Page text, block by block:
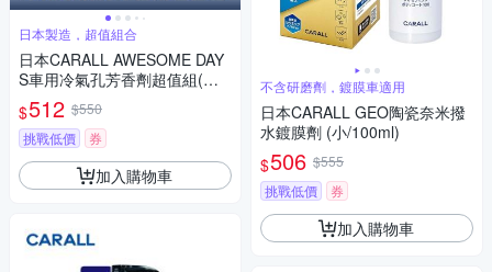
日本製造，超值組合
日本CARALL AWESOME DAY
S車用冷氣孔芳香劑超值組(芳
香劑2入+補充包)三款香味可選
$512 $550
挑戰低價
券
加入購物車
不含研磨劑，鍍膜車適用
日本CARALL GEO陶瓷奈米撥
水鍍膜劑 (小/100ml)
$506 $555
挑戰低價
券
加入購物車